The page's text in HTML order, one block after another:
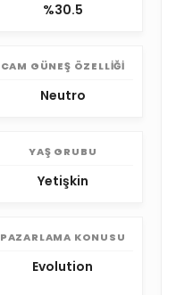
%30.5
CAM GÜNEŞ ÖZELLIĞI
Neutro
YAŞ GRUBU
Yetişkin
PAZARLAMA KONUSU
Evolution